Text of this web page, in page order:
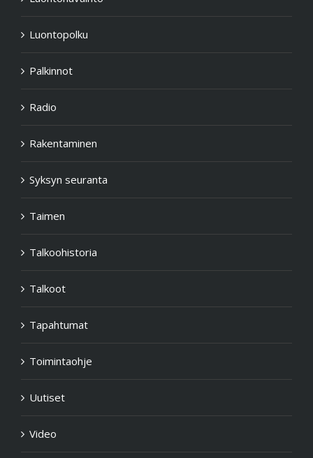
Luontopolku
Palkinnot
Radio
Rakentaminen
Syksyn seuranta
Taimen
Talkoohistoria
Talkoot
Tapahtumat
Toimintaohje
Uutiset
Video